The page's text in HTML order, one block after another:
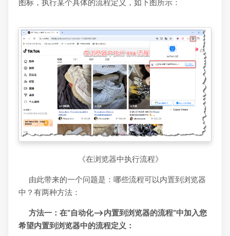
图标，执行某个具体的流程定义，如下图所示：
《在浏览器中执行流程》
由此带来的一个问题是：哪些流程可以内置到浏览器
中？有两种方法：
方法一：在“自动化-->内置到浏览器的流程”中加入您
希望内置到浏览器中的流程定义：